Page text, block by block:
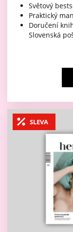
Světový
Praktický
Doručení
Slovenská
SLEVA